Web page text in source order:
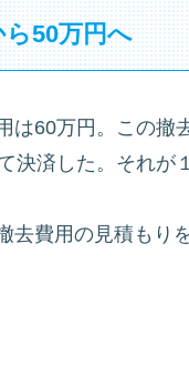
50万円へ
は60万円。この撤
済した。それが
費用の見積もり